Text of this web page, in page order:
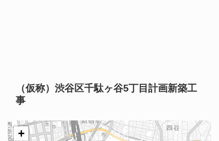
（仮称）渋谷区千駄ヶ谷5丁目計画新築工
事
+